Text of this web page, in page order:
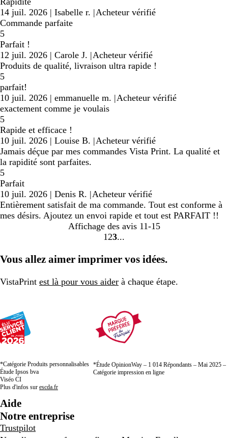
14 juil. 2026 | Isabelle r. |Acheteur vérifié
Commande parfaite
5
Parfait !
12 juil. 2026 | Carole J. |Acheteur vérifié
Produits de qualité, livraison ultra rapide !
5
parfait!
10 juil. 2026 | emmanuelle m. |Acheteur vérifié
exactement comme je voulais
5
Rapide et efficace !
10 juil. 2026 | Louise B. |Acheteur vérifié
Jamais déçue par mes commandes Vista Print. La qualité et
la rapidité sont parfaites.
5
Parfait
10 juil. 2026 | Denis R. |Acheteur vérifié
Entièrement satisfait de ma commande. Tout est conforme à
mes désirs. Ajoutez un envoi rapide et tout est PARFAIT !!
Affichage des avis 11-15
Accéder
la
1 Accéder
la
2 Accéder
la
3
Vous allez aimer imprimer vos idées.
VistaPrint est là pour vous aider à chaque étape.
*Catégorie Produits personnalisables
Étude Ipsos bva
Viséo CI
Plus d'infos sur escda.fr
*Étude OpinionWay – 1 014 Répondants – Mai 2025 –
Catégorie impression en ligne
Aide
Notre entreprise
Trustpilot